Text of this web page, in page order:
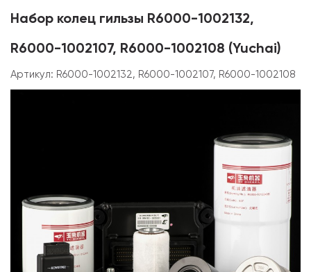
Набор колец гильзы R6000-1002132,
R6000-1002107, R6000-1002108 (Yuchai)
Артикул: R6000-1002132, R6000-1002107, R6000-1002108